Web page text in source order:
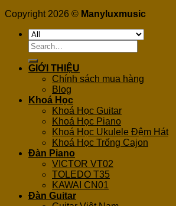
Copyright 2026 © Manyluxmusic
Search
for:
GIỚI THIỆU
Chính sách mua hàng
Blog
Khoá Học
Khoá Học Guitar
Khoá Học Piano
Khoá Học Ukulele Đệm Hát
Khoá Học Trống Cajon
Đàn Piano
VICTOR VT02
TOLEDO T35
KAWAI CN01
Đàn Guitar